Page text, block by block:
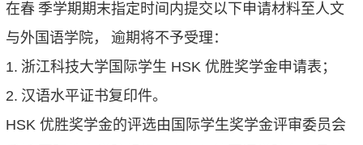
在春 季学期期末指定时间内提交以下申请材料至人文
与外国语学院，
逾期将不予受理：
1. 浙江科技大学国际学生 HSK 优胜奖学金申请表；
2. 汉语水平证书复印件。
HSK 优胜奖学金的评选由国际学生奖学金评审委员会